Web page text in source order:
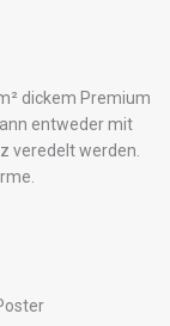
dickem Premium
entweder mit
veredelt werden.